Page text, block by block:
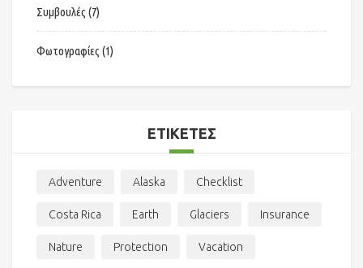
Συμβουλές (7)
Φωτογραφίες (1)
ΕΤΙΚΈΤΕΣ
Adventure Alaska Checklist
Costa Rica Earth Glaciers Insurance
Nature Protection Vacation